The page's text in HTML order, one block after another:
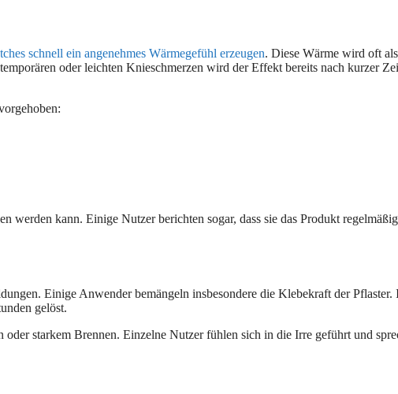
schnell ein angenehmes Wärmegefühl erzeugen. Diese Wärme wird oft als
oder leichten Knieschmerzen wird der Effekt bereits nach kurzer
werden kann. Einige Nutzer berichten sogar, dass sie das Produkt regelmäßig
Einige Anwender bemängeln insbesondere die Klebekraft der Pflaster.
gelöst.
starkem Brennen. Einzelne Nutzer fühlen sich in die Irre geführt und